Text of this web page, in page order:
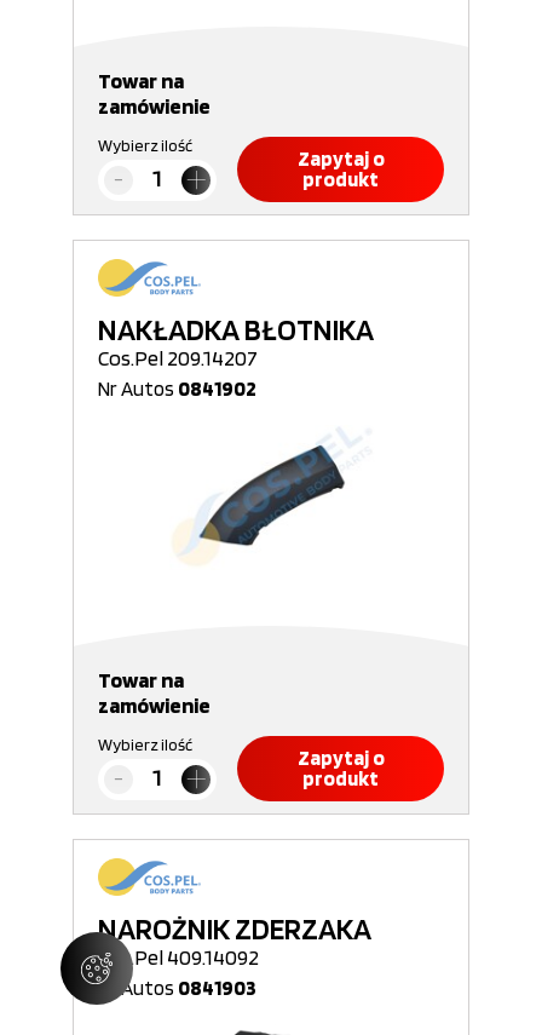
Towar na
zamówienie
Wybierz ilość
Zapytaj o
produkt
NAKŁADKA BŁOTNIKA
Cos.Pel 209.14207
Nr Autos 0841902
Towar na
zamówienie
Wybierz ilość
Zapytaj o
produkt
NAROŻNIK ZDERZAKA
Cos.Pel 409.14092
Nr Autos 0841903